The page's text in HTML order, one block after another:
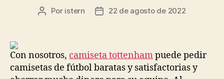
Autor
Por istern
Fecha22 de agosto de 2022
Con nosotros, camiseta tottenhampuede pedir
camisetas de fútbol baratas y satisfactorias y